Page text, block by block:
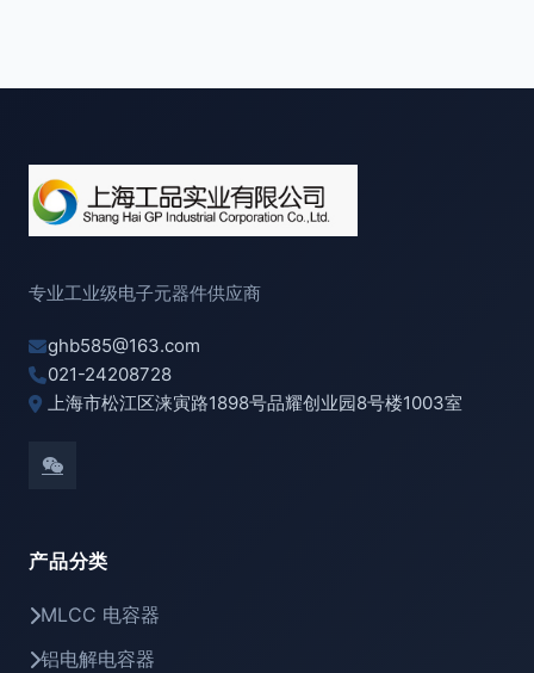
专业工业级电子元器件供应商
ghb585@163.com
021-24208728
上海市松江区涞寅路1898号品耀创业园8号楼1003室
产品分类
MLCC 电容器
铝电解电容器